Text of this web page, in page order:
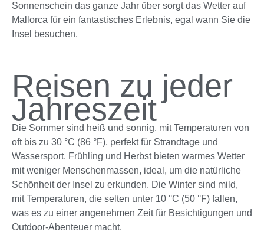
Sonnenschein das ganze Jahr über sorgt das Wetter auf
Mallorca für ein fantastisches Erlebnis, egal wann Sie die
Insel besuchen.
Reisen zu jeder
Jahreszeit
Die Sommer sind heiß und sonnig, mit Temperaturen von
oft bis zu 30 °C (86 °F), perfekt für Strandtage und
Wassersport. Frühling und Herbst bieten warmes Wetter
mit weniger Menschenmassen, ideal, um die natürliche
Schönheit der Insel zu erkunden. Die Winter sind mild,
mit Temperaturen, die selten unter 10 °C (50 °F) fallen,
was es zu einer angenehmen Zeit für Besichtigungen und
Outdoor-Abenteuer macht.